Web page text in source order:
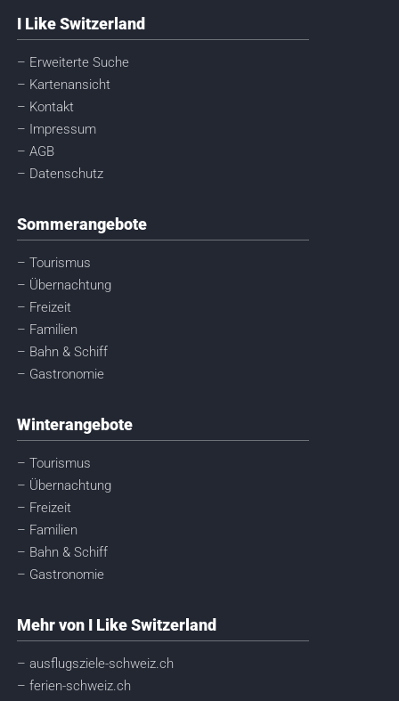
I Like Switzerland
– Erweiterte Suche
– Kartenansicht
– Kontakt
– Impressum
– AGB
– Datenschutz
Sommerangebote
– Tourismus
– Übernachtung
– Freizeit
– Familien
– Bahn & Schiff
– Gastronomie
Winterangebote
– Tourismus
– Übernachtung
– Freizeit
– Familien
– Bahn & Schiff
– Gastronomie
Mehr von I Like Switzerland
– ausflugsziele-schweiz.ch
– ferien-schweiz.ch